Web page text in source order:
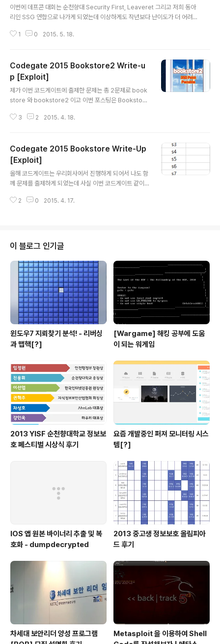
볼 예정입니다. 아래는 제가 지금까지 작성한 문서들 리스트입니다. (아직은 4
건밖에 없네요.) 2015/01/15 - [0x10 정보보안/0x15 System] -..
이번에 데프콘 대회는 순천향대 Security First, Leaveret 그리고 저희 동아
리인 SSG 연합으로 나가게 되었는데 이상하게도 작년보다 난이도가 더 어려운
문제가 상당히 많았습니다 ㅠㅠ 이번 포스팅에는 그냥 문제중 한개인 코딩 챌린
om ctypes import *import osfrom socket import *import timeim
port struct# from pyasm import Program# from pyasm.i..
1 0 2015. 5. 18.
Codegate 2015 Bookstore2 Write-u
p [Exploit]
제가 이번 코드게이트에 출제한 문제는 총 2문제로 book
store 와 bookstore2 이고 이번 포스팅은 Bookstore
는데 바로 windows 운영체제에서의 pwnable 입니다.
문제인데 아무래도 윈도우 문제이고 사람이 많다보니 운영
에 문제가 될 수 있을것 같아서 본선에서 출제하기로 했습
니다. 본선장에서는 대회가 끝나기 대략 6시간전에 2시간
뒤에 윈도우 문제가 나올것이라고 미리 말해주고 서버 환
등을 삭제하는 부정행위를 방지하기 위하여 리눅스의 win
3 2 2015. 4. 18.
Codegate 2015 Bookstore Write-Up
[Exploit]
올해 코드게이트는 우리회사에서 진행하게 되어서 나도 함
께 문제를 출제하게 되었는데 사실 이번 코드게이트 같이
서 어느 문제를 내야할지 상당히 고민을 많이 했는데, 난이
전인 지금 중간고사 공부가 재미없어서 오랜만에 블로그에
글이나 써볼까 하다가.. 나오게된 셀프 Write-Up! Book
store - bookstore_bin Bug Class : Uninitialized
memory reference 문제의 컨셉은 서점의 책을 관리해
주는 간단한 어플리케이션이다. 바이너리는 32비트이며 P
2 0 2015. 4. 17.
이 블로그 인기글
윈도우7 지뢰찾기 분석! - 리버싱
과 맵핵[?]
[Wargame] 해킹 공부에 도움
이 되는 워게임
2013 YISF 순천향대학교 정보보
호 페스티벌 시상식 후기
요즘 개발중인 퍼져 모니터링 시스
템[?]
IOS 앱 원본 바이너리 추출 및 복
호화 - dumpdecrypted
2013 중고생 정보보호 올림피아
드 후기
차세대 보안리더 양성 프로그램
Metasploit 을 이용하여 Shell